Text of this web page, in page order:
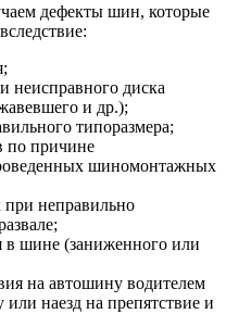
дефекты шин, которые
неисправного диска
и др.);
типоразмера;
по причине
шиномонтажных
неправильно
в шине (заниженного или
на автошину водителем
наезд на препятствие и